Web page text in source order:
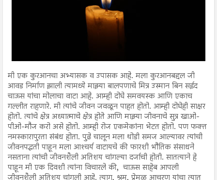
मी एक कुरआनचा अभ्यासक व उपासक आहे. मला कुरआनबद्दल जी
आवड निर्माण झाली त्यामध्ये माझ्या बालपणाचे मित्र उस्मान बिन सईद
चाऊस यांचा मोलाचा वाटा आहे. आम्ही दोघे समवयस्क आणि एकाच
गल्लीत राहणारे. मी त्यांचे जीवन जवळून पाहत होतो. आम्ही दोघेही साक्षर
होतो. त्यांचे क्षेत्र अध्यात्माचे क्षेत्र होते आणि माझ्या जीवनाचे सुत्र खाओ-
पीओ-मौज करो असे होतो. आम्ही रोज एकमेकांना भेटत होतो. पण फक्त
नमस्कारापुरता संबंध होता. पुढे चालून मला थोडी समज आल्यावर त्यांची
जीवनपद्धती पाहून मला आश्‍चर्य वाटायचे की फारशी भौतिक संसाधने
नसताना त्यांची जीवनशैली अतिशय चांगल्या दर्जाची होती. सातत्याने हे
पाहून मी एक दिवशी त्यांना विचारले की, चाऊस साहेब आपली